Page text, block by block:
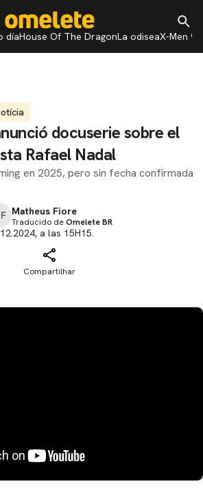
díaHouse Of The DragonLa odiseaX-Men 97
docuserie sobre el
Rafael Nadal
en 2025, pero sin fecha confirmada
Matheus Fiore
Traducido deOmelete BR
a las 15H15.
Compartilhar